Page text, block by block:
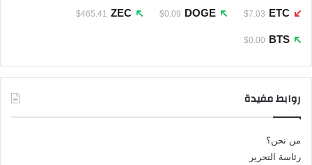
ETC
$7.03
DOGE
$0.09
ZEC
$465.41
BTS
$0.00
روابط مفيدة
من نحن؟
رئاسة التحرير